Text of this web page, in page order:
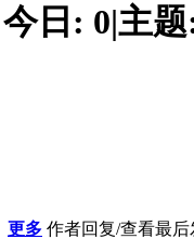
今日: 0|主
更多 作者回复/查看最后